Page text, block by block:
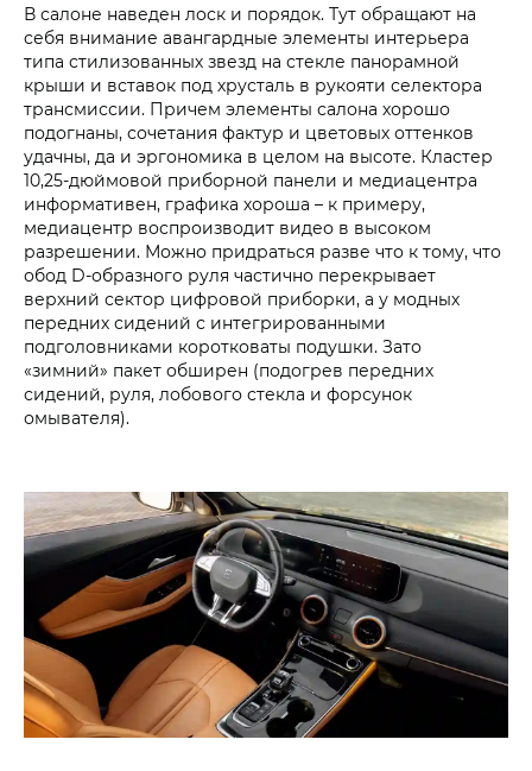
В салоне наведен лоск и порядок. Тут обращают на
себя внимание авангардные элементы интерьера
типа стилизованных звезд на стекле панорамной
крыши и вставок под хрусталь в рукояти селектора
трансмиссии. Причем элементы салона хорошо
подогнаны, сочетания фактур и цветовых оттенков
удачны, да и эргономика в целом на высоте. Кластер
10,25-дюймовой приборной панели и медиацентра
информативен, графика хороша – к примеру,
медиацентр воспроизводит видео в высоком
разрешении. Можно придраться разве что к тому, что
обод D-образного руля частично перекрывает
верхний сектор цифровой приборки, а у модных
передних сидений с интегрированными
подголовниками коротковаты подушки. Зато
«зимний» пакет обширен (подогрев передних
сидений, руля, лобового стекла и форсунок
омывателя).